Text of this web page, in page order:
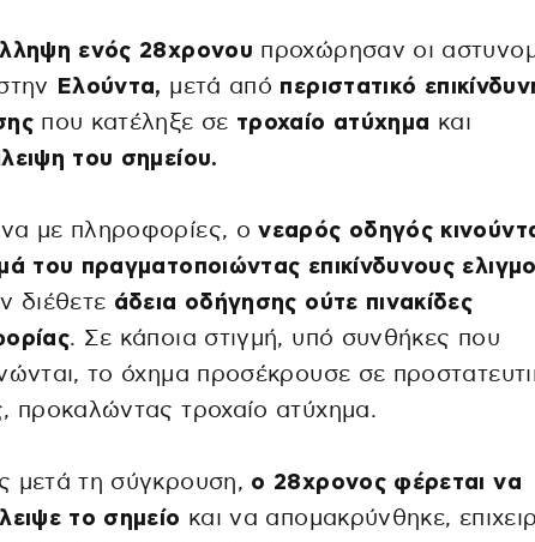
ενός 28χρονου προχώρησαν οι
Ελούντα, μετά από περιστατικό
που κατέληξε σε τροχαίο ατύχημα και
του σημείου.
με πληροφορίες, ο νεαρός οδηγός
του πραγματοποιώντας επικίνδυνους
διέθετε άδεια οδήγησης ούτε πινακίδες
. Σε κάποια στιγμή, υπό συνθήκες που
το όχημα προσέκρουσε σε
προκαλώντας τροχαίο ατύχημα.
μετά τη σύγκρουση, ο 28χρονος φέρεται να
το σημείο και να απομακρύνθηκε,